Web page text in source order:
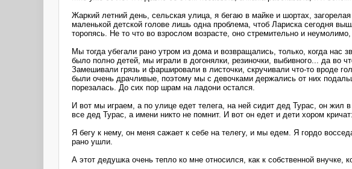
Жаркий летний день, сельская улица, я бегаю в майке и шортах,
маленькой детской голове лишь одна проблема, чтоб Лариска сегодня
торопясь. Не то что во взрослом возрасте, оно стремительно и
Мы тогда убегали рано утром из дома и возвращались, только, когда
было полно детей, мы играли в догонялки, резиночки, выбивного... да во
Замешивали грязь и фаршировали в листочки, скручивали что-то вроде
были очень драчливые, поэтому мы с девочками держались от них
порезалась. До сих пор шрам на ладони остался.
И вот мы играем, а по улице едет телега, на ней сидит дед Турас, он
все дед Турас, а имени никто не помнит. И вот он едет и дети хором
Я бегу к нему, он меня сажает к себе на телегу, и мы едем. Я гордо
рано ушли.
А этот дедушка очень тепло ко мне относился, как к собственной